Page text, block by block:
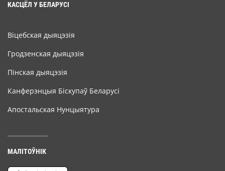
КАСЦЁЛ У БЕЛАРУСІ
Віцебская дыяцэзія
Гродзенская дыяцэзія
Пінская дыяцэзія
Канферэнцыя Біскупаў Беларусі
Апостальская Нунцыятура
МАЛІТОЎНІК